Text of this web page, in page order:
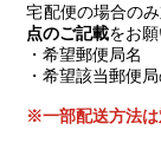
宅配便の場合の
点のご記載をお願
・希望郵便局名
・希望該当郵便
※一部配送方法は